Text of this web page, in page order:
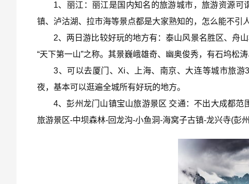
1、丽江：丽江是国内知名的旅游城市，旅游资源
镇、泸沽湖、拉市海等景点都是大家熟知的，怎么能不引
2、两日游比较好玩的地方有：泰山风景名胜区、舟
“天下第一山”之称。其景巍峨雄奇、幽奥俊秀，有石坞松
3、可以去厦门、Xi、上海、南京、大连等城市旅
夜，基本可以逛遍全城所有好玩的地方。
4、彭州龙门山镇宝山旅游景区 交通：不出大成都
旅游景区-中坝森林-回龙沟-小鱼洞-海窝子古镇-龙兴寺(彭